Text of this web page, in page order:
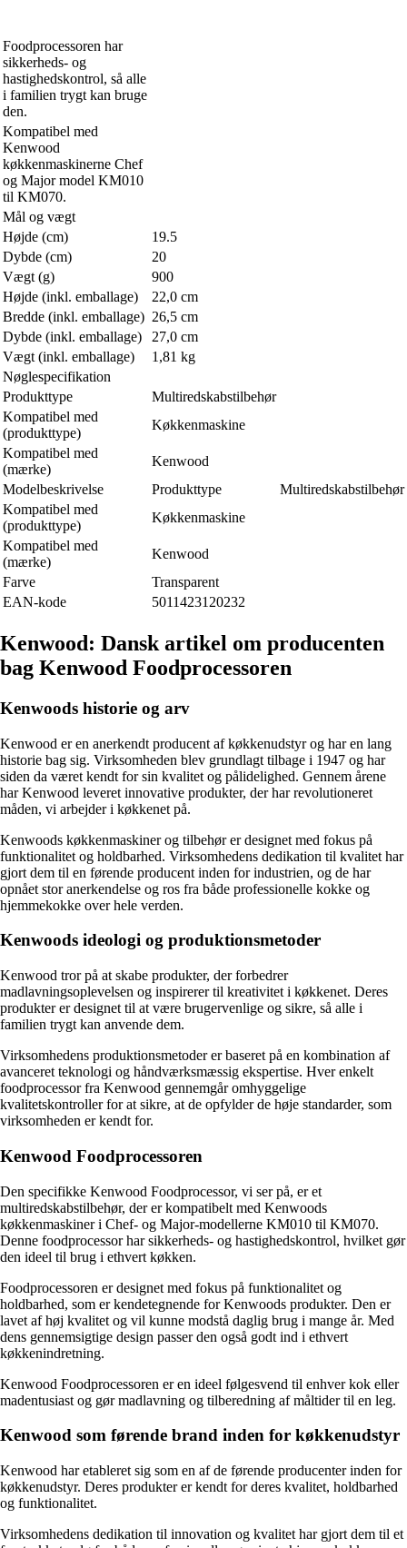
Foodprocessoren har
sikkerheds- og
hastighedskontrol, så alle
i familien trygt kan bruge
den.
Kompatibel med
Kenwood
køkkenmaskinerne Chef
og Major model KM010
til KM070.
Mål og vægt
Højde (cm)
19.5
Dybde (cm)
20
Vægt (g)
900
Højde (inkl. emballage)
22,0 cm
Bredde (inkl. emballage) 26,5 cm
Dybde (inkl. emballage)
27,0 cm
Vægt (inkl. emballage)
1,81 kg
Nøglespecifikation
Produkttype
Multiredskabstilbehør
Kompatibel med
(produkttype)
Køkkenmaskine
Kompatibel med
(mærke)
Kenwood
Modelbeskrivelse
Produkttype
Multiredskabstilbehør
Kompatibel med
(produkttype)
Køkkenmaskine
Kompatibel med
(mærke)
Kenwood
Farve
Transparent
EAN-kode
5011423120232
Kenwood: Dansk artikel om producenten
bag Kenwood Foodprocessoren
Kenwoods historie og arv
Kenwood er en anerkendt producent af køkkenudstyr og har en lang
historie bag sig. Virksomheden blev grundlagt tilbage i 1947 og har
siden da været kendt for sin kvalitet og pålidelighed. Gennem årene
har Kenwood leveret innovative produkter, der har revolutioneret
måden, vi arbejder i køkkenet på.
Kenwoods køkkenmaskiner og tilbehør er designet med fokus på
funktionalitet og holdbarhed. Virksomhedens dedikation til kvalitet har
gjort dem til en førende producent inden for industrien, og de har
opnået stor anerkendelse og ros fra både professionelle kokke og
hjemmekokke over hele verden.
Kenwoods ideologi og produktionsmetoder
Kenwood tror på at skabe produkter, der forbedrer
madlavningsoplevelsen og inspirerer til kreativitet i køkkenet. Deres
produkter er designet til at være brugervenlige og sikre, så alle i
familien trygt kan anvende dem.
Virksomhedens produktionsmetoder er baseret på en kombination af
avanceret teknologi og håndværksmæssig ekspertise. Hver enkelt
foodprocessor fra Kenwood gennemgår omhyggelige
kvalitetskontroller for at sikre, at de opfylder de høje standarder, som
virksomheden er kendt for.
Kenwood Foodprocessoren
Den specifikke Kenwood Foodprocessor, vi ser på, er et
multiredskabstilbehør, der er kompatibelt med Kenwoods
køkkenmaskiner i Chef- og Major-modellerne KM010 til KM070.
Denne foodprocessor har sikkerheds- og hastighedskontrol, hvilket gør
den ideel til brug i ethvert køkken.
Foodprocessoren er designet med fokus på funktionalitet og
holdbarhed, som er kendetegnende for Kenwoods produkter. Den er
lavet af høj kvalitet og vil kunne modstå daglig brug i mange år. Med
dens gennemsigtige design passer den også godt ind i ethvert
køkkenindretning.
Kenwood Foodprocessoren er en ideel følgesvend til enhver kok eller
madentusiast og gør madlavning og tilberedning af måltider til en leg.
Kenwood som førende brand inden for køkkenudstyr
Kenwood har etableret sig som en af de førende producenter inden for
køkkenudstyr. Deres produkter er kendt for deres kvalitet, holdbarhed
og funktionalitet.
Virksomhedens dedikation til innovation og kvalitet har gjort dem til et